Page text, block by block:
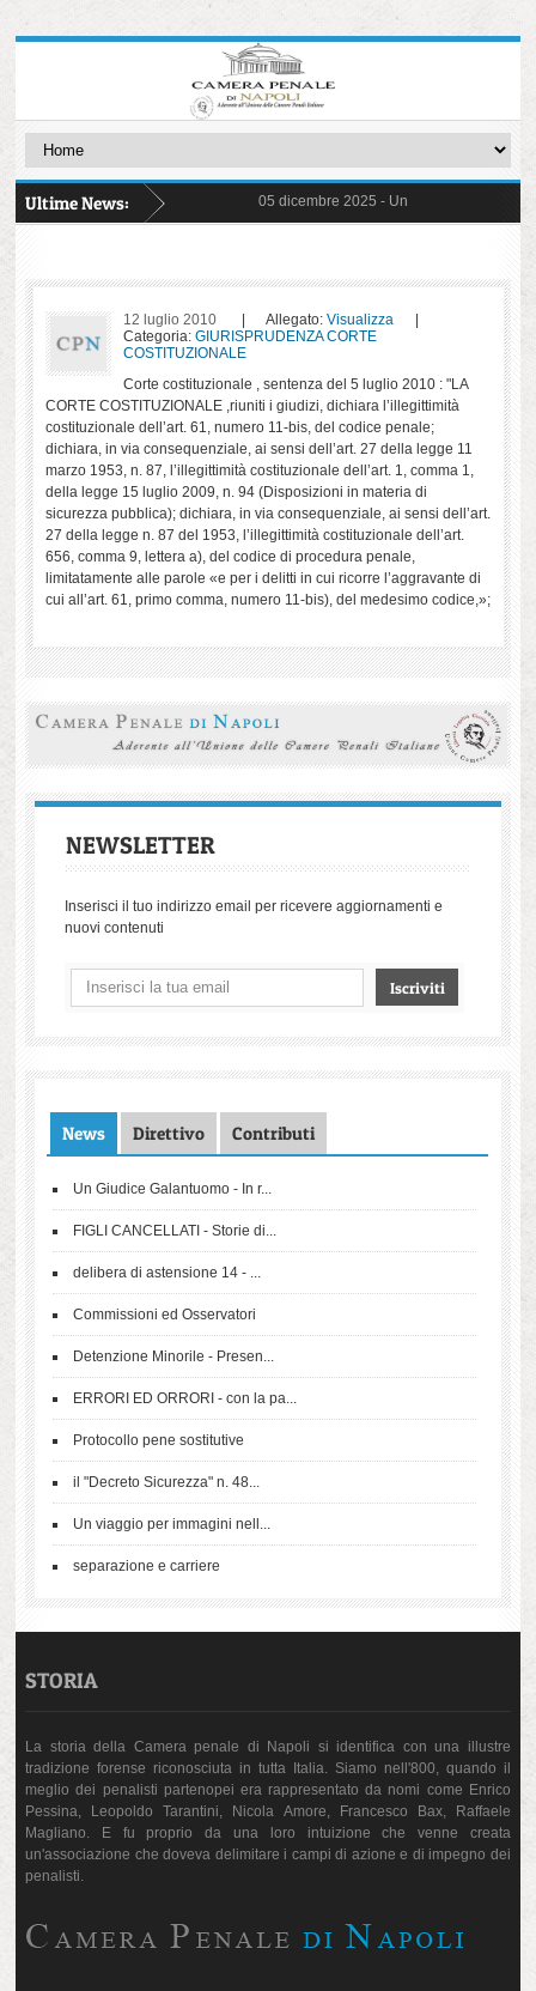
Ultime News: 05 dicembre 2025 -Un Giudice
26 giugno 2025 -ERRORI ED ORRORI -
Protocollo pene
06 maggio 2025 -il "Decreto Sicurezza" n.
17 aprile 2025 -Un viaggio per immagini
separazione e carriere
12 luglio 2010 | Allegato:Visualizza
|
Categoria:GIURISPRUDENZA CORTE
COSTITUZIONALE
Corte costituzionale , sentenza del 5 luglio 2010 : "LA
CORTE COSTITUZIONALE ,riuniti i giudizi, dichiara l’illegittimità
costituzionale dell’art. 61, numero 11-bis, del codice penale;
dichiara, in via consequenziale, ai sensi dell’art. 27 della legge 11
marzo 1953, n. 87, l’illegittimità costituzionale dell’art. 1, comma 1,
della legge 15 luglio 2009, n. 94 (Disposizioni in materia di
sicurezza pubblica); dichiara, in via consequenziale, ai sensi dell’art.
27 della legge n. 87 del 1953, l’illegittimità costituzionale dell’art.
656, comma 9, lettera a), del codice di procedura penale,
limitatamente alle parole «e per i delitti in cui ricorre l’aggravante di
cui all’art. 61, primo comma, numero 11-bis), del medesimo codice,»;
NEWSLETTER
Inserisci il tuo indirizzo email per ricevere aggiornamenti e
nuovi contenuti
News Direttivo Contributi
Un Giudice Galantuomo - In r...
FIGLI CANCELLATI - Storie di...
delibera di astensione 14 - ...
Commissioni ed Osservatori
Detenzione Minorile - Presen...
ERRORI ED ORRORI - con la pa...
Protocollo pene sostitutive
il "Decreto Sicurezza" n. 48...
Un viaggio per immagini nell...
separazione e carriere
STORIA
La storia della Camera penale di Napoli si identifica con una illustre
tradizione forense riconosciuta in tutta Italia. Siamo nell'800, quando il
meglio dei penalisti partenopei era rappresentato da nomi come Enrico
Pessina, Leopoldo Tarantini, Nicola Amore, Francesco Bax, Raffaele
Magliano. E fu proprio da una loro intuizione che venne creata
un'associazione che doveva delimitare i campi di azione e di impegno dei
penalisti.